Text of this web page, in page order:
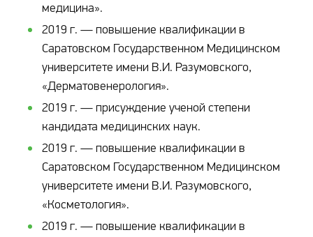
медицина».
2019 г. — повышение квалификации в
Саратовском Государственном Медицинском
университете имени В.И. Разумовского,
«Дерматовенерология».
2019 г. — присуждение ученой степени
кандидата медицинских наук.
2019 г. — повышение квалификации в
Саратовском Государственном Медицинском
университете имени В.И. Разумовского,
«Косметология».
2019 г. — повышение квалификации в